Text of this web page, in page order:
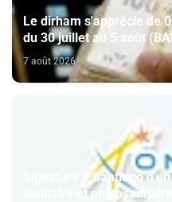
Le dirham s'apprécie de
du 30 juillet au 5 août
7 août 2026
Signature à Santiago
sanitaire et